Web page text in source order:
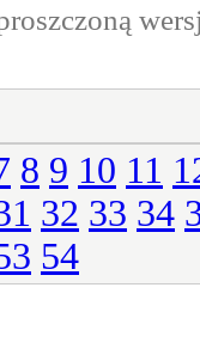
8 9 10 11
32 33 34
54